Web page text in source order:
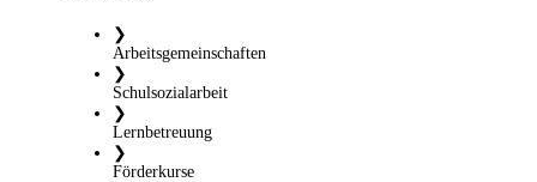
❯
Arbeitsgemeinschaften
❯
Schulsozialarbeit
❯
Lernbetreuung
❯
Förderkurse